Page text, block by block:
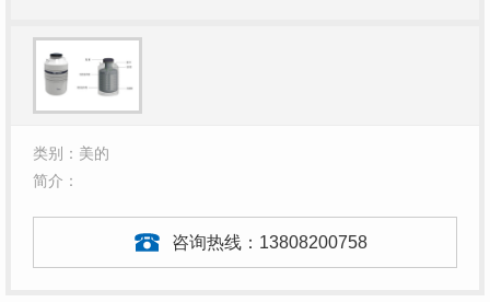
类别：美的
简介：
咨询热线： 13808200758